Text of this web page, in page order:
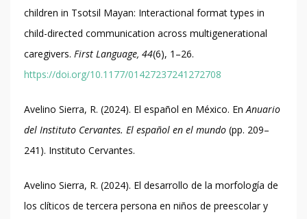
children in Tsotsil Mayan: Interactional format types in
child-directed communication across multigenerational
caregivers. First Language, 44(6), 1–26.
https://doi.org/10.1177/01427237241272708
Avelino Sierra, R. (2024). El español en México. EnAnuario
del Instituto Cervantes. El español en el mundo (pp. 209–
241). Instituto Cervantes.
Avelino Sierra, R. (2024). El desarrollo de la morfología de
los clíticos de tercera persona en niños de preescolar y